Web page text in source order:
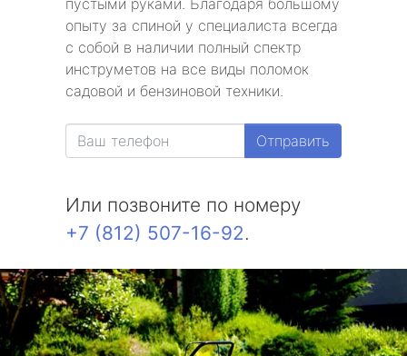
пустыми руками. Благодаря большому
опыту за спиной у специалиста всегда
с собой в наличии полный спектр
инструметов на все виды поломок
садовой и бензиновой техники.
Отправить
Или позвоните по номеру
+7 (812) 507-16-92.